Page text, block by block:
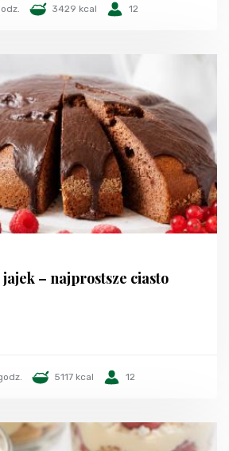
3429 kcal 12
– najprostsze ciasto
5117 kcal 12